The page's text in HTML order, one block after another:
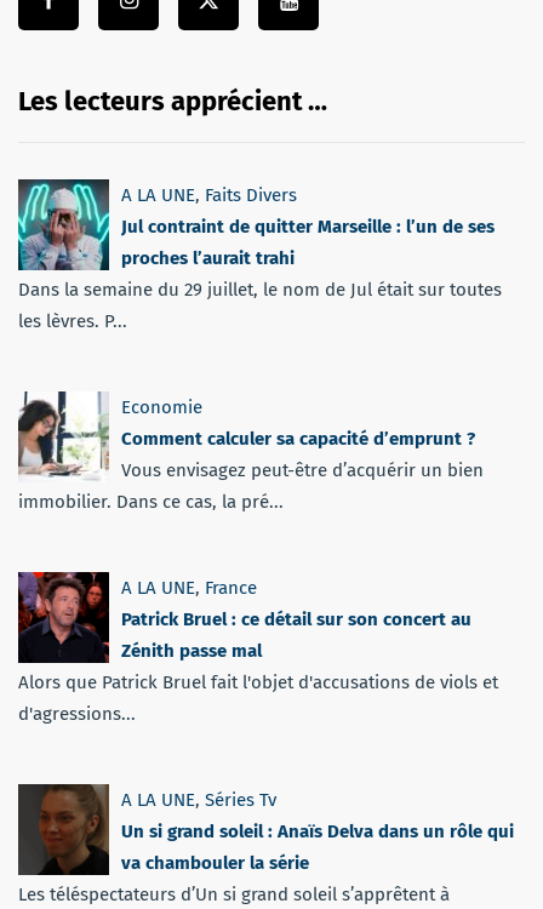
Les lecteurs apprécient …
A LA UNE, Faits Divers
Jul contraint de quitter Marseille : l’un de ses
proches l’aurait trahi
Dans la semaine du 29 juillet, le nom de Jul était sur toutes
les lèvres. P...
Economie
Comment calculer sa capacité d’emprunt ?
Vous envisagez peut-être d’acquérir un bien
immobilier. Dans ce cas, la pré...
A LA UNE, France
Patrick Bruel : ce détail sur son concert au
Zénith passe mal
Alors que Patrick Bruel fait l'objet d'accusations de viols et
d'agressions...
A LA UNE, Séries Tv
Un si grand soleil : Anaïs Delva dans un rôle qui
va chambouler la série
Les téléspectateurs d’Un si grand soleil s’apprêtent à